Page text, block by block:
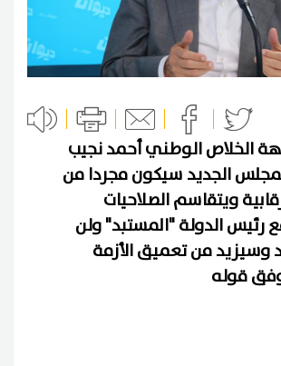
الخلاص الوطني أحمد نجيب
الجديد سيكون مجردا من
ويتقاسم الصلاحيات
رئيس الدولة "المستبد" ولن
وسيزيد من تعميق الأزمة